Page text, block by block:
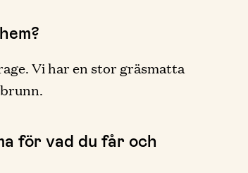
Vi har en stor gräsmatta
för vad du får och